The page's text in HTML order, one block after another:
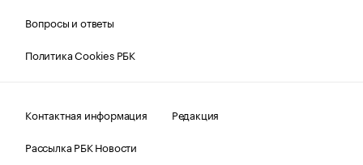
Вопросы и ответы
Политика Cookies РБК
Контактная информация
Редакция
Рассылка РБК Новости